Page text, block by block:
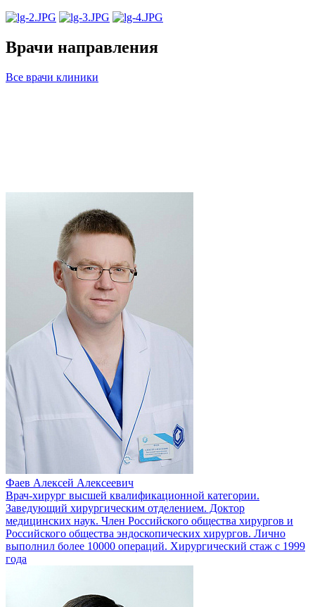
Врачи направления
Все врачи клиники
Фаев Алексей Алексеевич
Врач-хирург высшей квалификационной категории.
Заведующий хирургическим отделением. Доктор
медицинских наук. Член Российского общества хирургов и
Российского общества эндоскопических хирургов. Лично
выполнил более 10000 операций. Хирургический стаж с 1999
года